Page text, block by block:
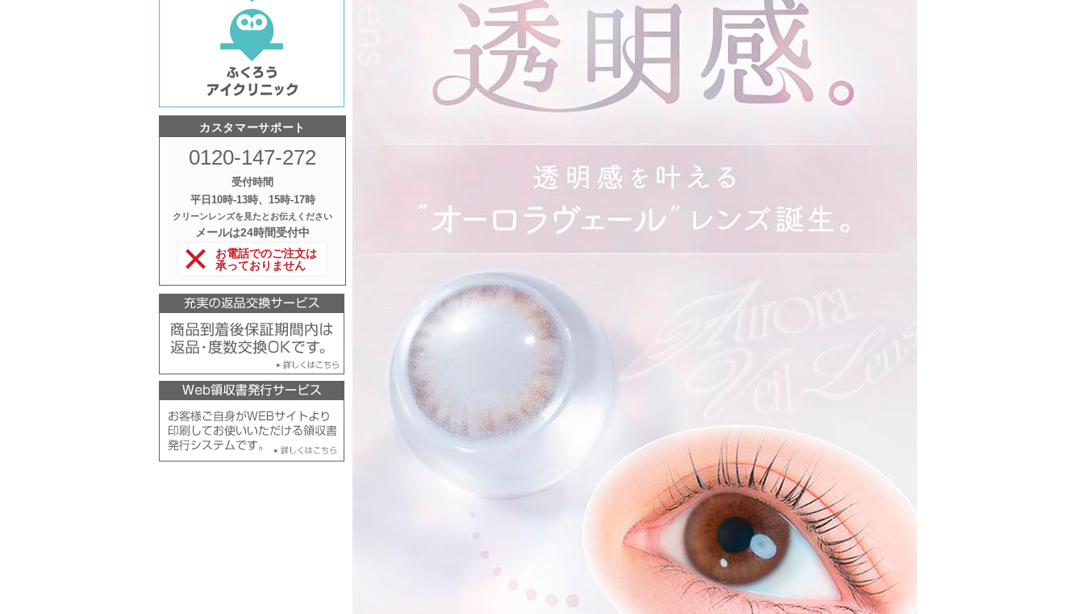
カスタマーサポート
0120-147-272
受付時間
平日10時‐13時、15時‐17時
クリーンレンズを見たとお伝えください
メールは24時間受付中
お電話でのご注文は
承っておりません